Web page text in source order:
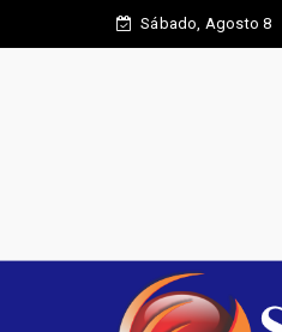
Sábado, Agosto 8